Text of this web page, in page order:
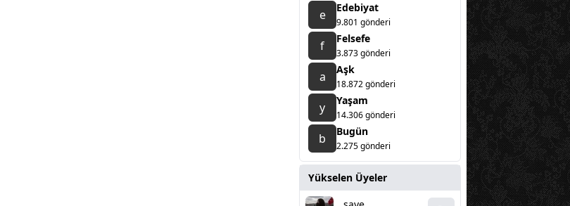
e Edebiyat
9.801 gönderi
f Felsefe
3.873 gönderi
a Aşk
18.872 gönderi
y Yaşam
14.306 gönderi
b Bugün
2.275 gönderi
Yükselen Üyeler